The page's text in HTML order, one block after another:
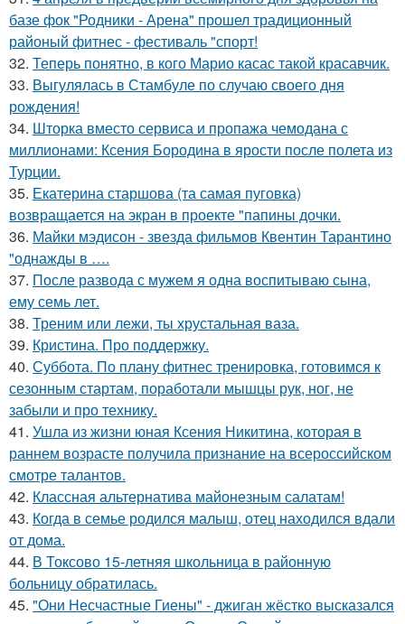
базе фок "Родники - Арена" прошел традиционный
районый фитнес - фестиваль "спорт!
32. Теперь понятно, в кого Марио касас такой красавчик.
33. Выгулялась в Стамбуле по случаю своего дня
рождения!
34. Шторка вместо сервиса и пропажа чемодана с
миллионами: Ксения Бородина в ярости после полета из
Турции.
35. Екатерина старшова (та самая пуговка)
возвращается на экран в проекте "папины дочки.
36. Майки мэдисон - звезда фильмов Квентин Тарантино
"однажды в ….
37. После развода с мужем я одна воспитываю сына,
ему семь лет.
38. Треним или лежи, ты хрустальная ваза.
39. Кристина. Про поддержку.
40. Суббота. По плану фитнес тренировка, готовимся к
сезонным стартам, поработали мышцы рук, ног, не
забыли и про технику.
41. Ушла из жизни юная Ксения Никитина, которая в
раннем возрасте получила признание на всероссийском
смотре талантов.
42. Классная альтернатива майонезным салатам!
43. Когда в семье родился малыш, отец находился вдали
от дома.
44. В Токсово 15-летняя школьница в районную
больницу обратилась.
45. "Они Несчастные Гиены" - джиган жёстко высказался